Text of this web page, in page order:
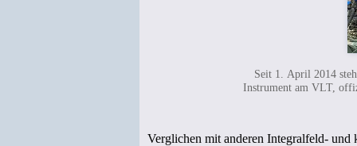
Seit 1. April 2014
Instrument am VLT,
Verglichen mit anderen Integralfeld- und